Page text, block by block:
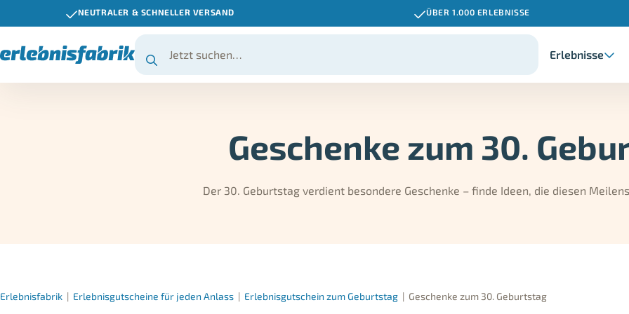
NEUTRALER & SCHNELLER VERSAND ÜBER 1.000 ERLEBNISSE
Erlebnisse
Geschenke zum 30.
Der 30. Geburtstag verdient besondere Geschenke – finde Ideen, die diesen
Erlebnisfabrik | Erlebnisgutscheine für jeden Anlass | Erlebnisgutschein zum Geburtstag | Geschenke zum 30. Geburtstag